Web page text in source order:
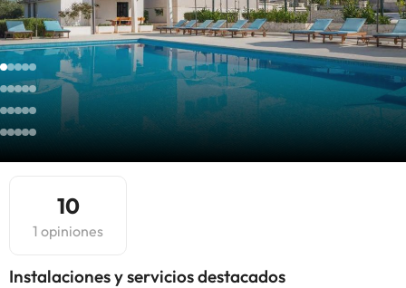
10
1 opiniones
Instalaciones y servicios destacados